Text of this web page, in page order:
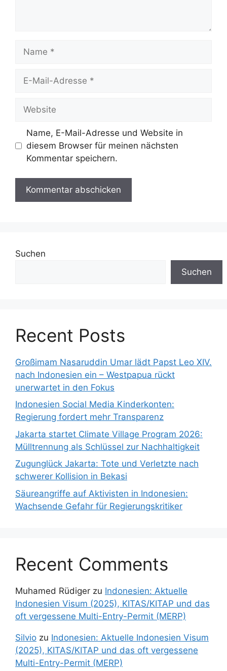
Name
Website
Name, E-Mail-Adresse und Website in
diesem Browser für meinen nächsten
Kommentar speichern.
Suchen
Suchen
Recent Posts
Großimam Nasaruddin Umar lädt Papst Leo XIV.
nach Indonesien ein – Westpapua rückt
unerwartet in den Fokus
Indonesien Social Media Kinderkonten:
Regierung fordert mehr Transparenz
Jakarta startet Climate Village Program 2026:
Mülltrennung als Schlüssel zur Nachhaltigkeit
Zugunglück Jakarta: Tote und Verletzte nach
schwerer Kollision in Bekasi
Säureangriffe auf Aktivisten in Indonesien:
Wachsende Gefahr für Regierungskritiker
Recent Comments
Muhamed Rüdiger zu Indonesien: Aktuelle
Indonesien Visum (2025), KITAS/KITAP und das
oft vergessene Multi-Entry-Permit (MERP)
Silvio zu Indonesien: Aktuelle Indonesien Visum
(2025), KITAS/KITAP und das oft vergessene
Multi-Entry-Permit (MERP)